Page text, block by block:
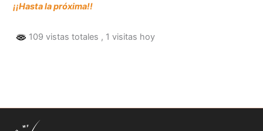
¡¡Hasta la próxima!!
109 vistas totales , 1 visitas hoy